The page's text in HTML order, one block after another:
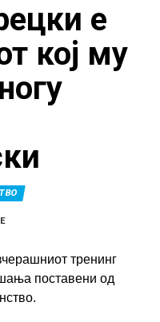
е
кој му
тренинг
поставени од